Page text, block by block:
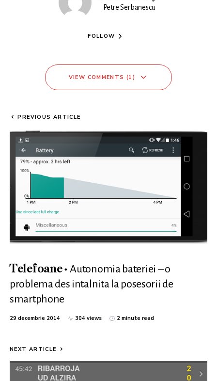
Petre Serbanescu
FOLLOW
VIEW COMMENTS (1)
PREVIOUS ARTICLE
Telefoane
Autonomia bateriei – o
problema des intalnita la posesorii de
smartphone
29 decembrie 2014 304 views 2 minute read
NEXT ARTICLE